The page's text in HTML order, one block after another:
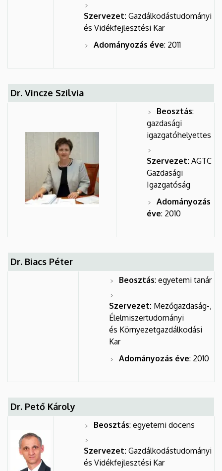
Szervezet: Gazdálkodástudományi
és Vidékfejlesztési Kar
Adományozás éve: 2011
Dr. Vincze Szilvia
Beosztás:
gazdasági
igazgatóhelyettes
Szervezet: AGTC
Gazdasági
Igazgatóság
Adományozás
éve: 2010
Dr. Biacs Péter
Beosztás: egyetemi tanár
Szervezet: Mezőgazdaság-,
Élelmiszertudományi
és Környezetgazdálkodási
Kar
Adományozás éve: 2010
Dr. Pető Károly
Beosztás: egyetemi docens
Szervezet: Gazdálkodástudományi
és Vidékfejlesztési Kar